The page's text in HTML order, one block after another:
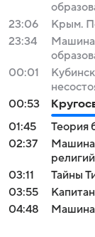
23:06
Крым.
23:34
Машина
00:01
00:53
01:45
Теория
02:37
Машина
03:11
Тайны
03:55
04:48
Машина